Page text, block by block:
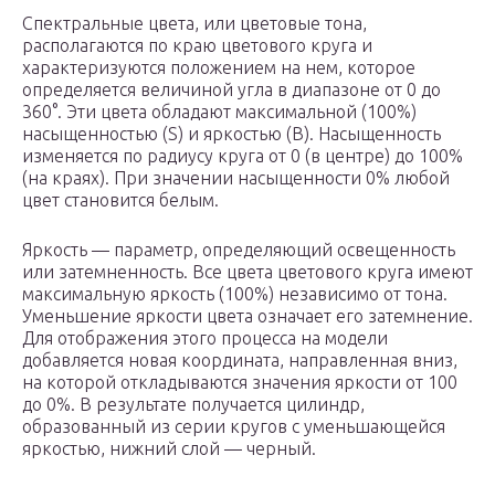
Спектральные цвета, или цветовые тона,
располагаются по краю цветового круга и
характеризуются положением на нем, которое
определяется величиной угла в диапазоне от 0 до
360°. Эти цвета обладают максимальной (100%)
насыщенностью (S) и яркостью (B). Насыщенность
изменяется по радиусу круга от 0 (в центре) до 100%
(на краях). При значении насыщенности 0% любой
цвет становится белым.
Яркость — параметр, определяющий освещенность
или затемненность. Все цвета цветового круга имеют
максимальную яркость (100%) независимо от тона.
Уменьшение яркости цвета означает его затемнение.
Для отображения этого процесса на модели
добавляется новая координата, направленная вниз,
на которой откладываются значения яркости от 100
до 0%. В результате получается цилиндр,
образованный из серии кругов с уменьшающейся
яркостью, нижний слой — черный.